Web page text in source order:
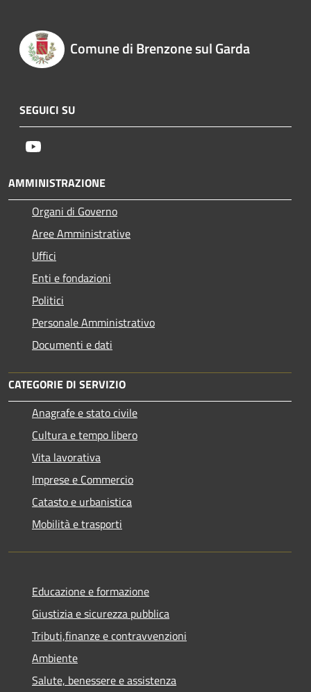
Comune di Brenzone sul Garda
SEGUICI SU
AMMINISTRAZIONE
Organi di Governo
Aree Amministrative
Uffici
Enti e fondazioni
Politici
Personale Amministrativo
Documenti e dati
CATEGORIE DI SERVIZIO
Anagrafe e stato civile
Cultura e tempo libero
Vita lavorativa
Imprese e Commercio
Catasto e urbanistica
Mobilità e trasporti
Educazione e formazione
Giustizia e sicurezza pubblica
Tributi,finanze e contravvenzioni
Ambiente
Salute, benessere e assistenza